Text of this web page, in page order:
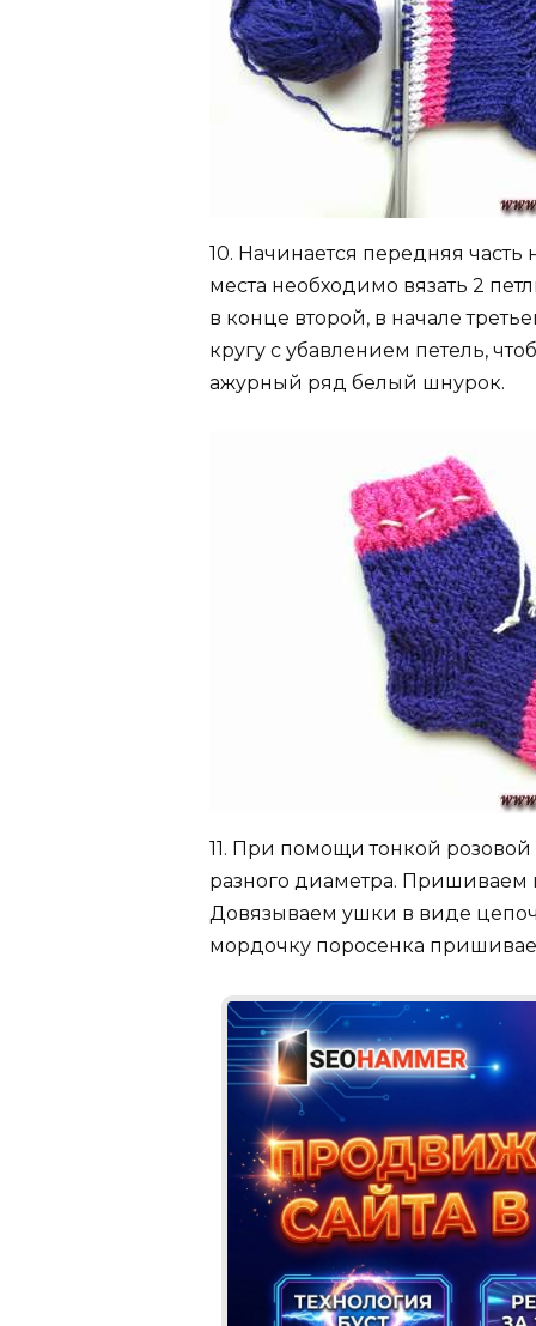
10. Начинается передняя часть
места необходимо вязать 2
в конце второй, в начале
кругу с убавлением петель,
ажурный ряд белый шнурок.
11. При помощи тонкой
разного диаметра.
Довязываем ушки в виде
мордочку поросенка